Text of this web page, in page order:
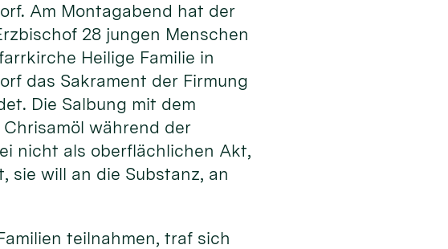
Am Montagabend hat der
28 jungen Menschen
Heilige Familie in
das Sakrament der Firmung
Die Salbung mit dem
während der
nicht als oberflächlichen Akt,
sie will an die Substanz, an
teilnahmen, traf sich